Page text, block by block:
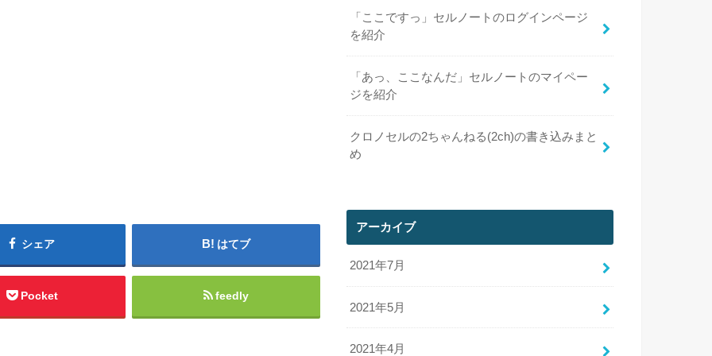
シェア はてブ
Pocket feedly
「ここですっ」セルノートのログインページ
を紹介
「あっ、ここなんだ」セルノートのマイペー
ジを紹介
クロノセルの2ちゃんねる(2ch)の書き込みまと
め
アーカイブ
2021年7月
2021年5月
2021年4月